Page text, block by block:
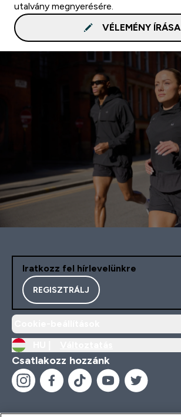
utalvány megnyerésére.
VÉLEMÉNY ÍRÁSA
Iratkozz fel hírlevelünkre
REGISZTRÁLJ
Csatlakozz hozzánk